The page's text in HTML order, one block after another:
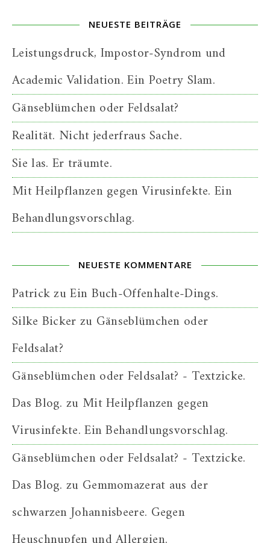
NEUESTE BEITRÄGE
Leistungsdruck, Impostor-Syndrom und
Academic Validation. Ein Poetry Slam.
Gänseblümchen oder Feldsalat?
Realität. Nicht jederfraus Sache.
Sie las. Er träumte.
Mit Heilpflanzen gegen Virusinfekte. Ein
Behandlungsvorschlag.
NEUESTE KOMMENTARE
PatrickzuEin Buch-Offenhalte-Dings.
Silke Bickerzu Gänseblümchen oder
Feldsalat?
Gänseblümchen oder Feldsalat? - Textzicke.
Das Blog. zu Mit Heilpflanzen gegen
Virusinfekte. Ein Behandlungsvorschlag.
Gänseblümchen oder Feldsalat? - Textzicke.
Das Blog. zu Gemmomazerat aus der
schwarzen Johannisbeere. Gegen